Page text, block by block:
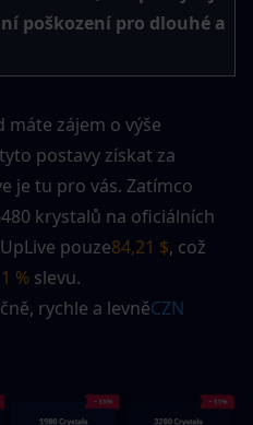
poškození pro dlouhé a
zájem o výše
postavy získat za
je tu pro vás. Zatímco
krystalů na oficiálních
pouze84,21 $, což
% slevu.
rychle a levněCZN